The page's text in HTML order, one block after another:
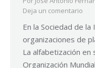
Deja un comentario
En la Sociedad de
organizaciones de
La alfabetización en
Organización